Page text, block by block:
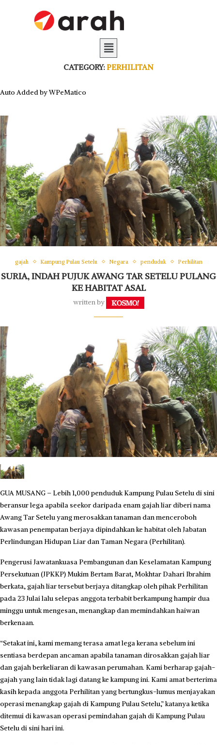
CATEGORY:PERHILITAN
Auto Added by WPeMatico
gajah Kampung Pulau Setelu Negara penduduk Perhilitan
SURIA, INDAH PUJUK AWANG TAR SETELU PULANG
KE HABITAT ASAL
written by
GUA MUSANG – Lebih 1,000 penduduk Kampung Pulau Setelu di sini
beransur lega apabila seekor daripada enam gajah liar diberi nama
Awang Tar Setelu yang merosakkan tanaman dan menceroboh
kawasan penempatan berjaya dipindahkan ke habitat oleh Jabatan
Perlindungan Hidupan Liar dan Taman Negara (Perhilitan).
Pengerusi Jawatankuasa Pembangunan dan Keselamatan Kampung
Persekutuan (JPKKP) Mukim Bertam Barat, Mokhtar Dahari Ibrahim
berkata, gajah liar tersebut berjaya ditangkap oleh pihak Perhilitan
pada 23 Julai lalu selepas anggota terbabit berkampung hampir dua
minggu untuk mengesan, menangkap dan memindahkan haiwan
berkenaan.
“Setakat ini, kami memang terasa amat lega kerana sebelum ini
sentiasa berdepan ancaman apabila tanaman dirosakkan gajah liar
dan gajah berkeliaran di kawasan perumahan. Kami berharap gajah-
gajah yang lain tidak lagi datang ke kampung ini. Kami amat berterima
kasih kepada anggota Perhilitan yang bertungkus-lumus menjayakan
operasi menangkap gajah di Kampung Pulau Setelu,” katanya ketika
ditemui di kawasan operasi pemindahan gajah di Kampung Pulau
Setelu di sini hari ini.